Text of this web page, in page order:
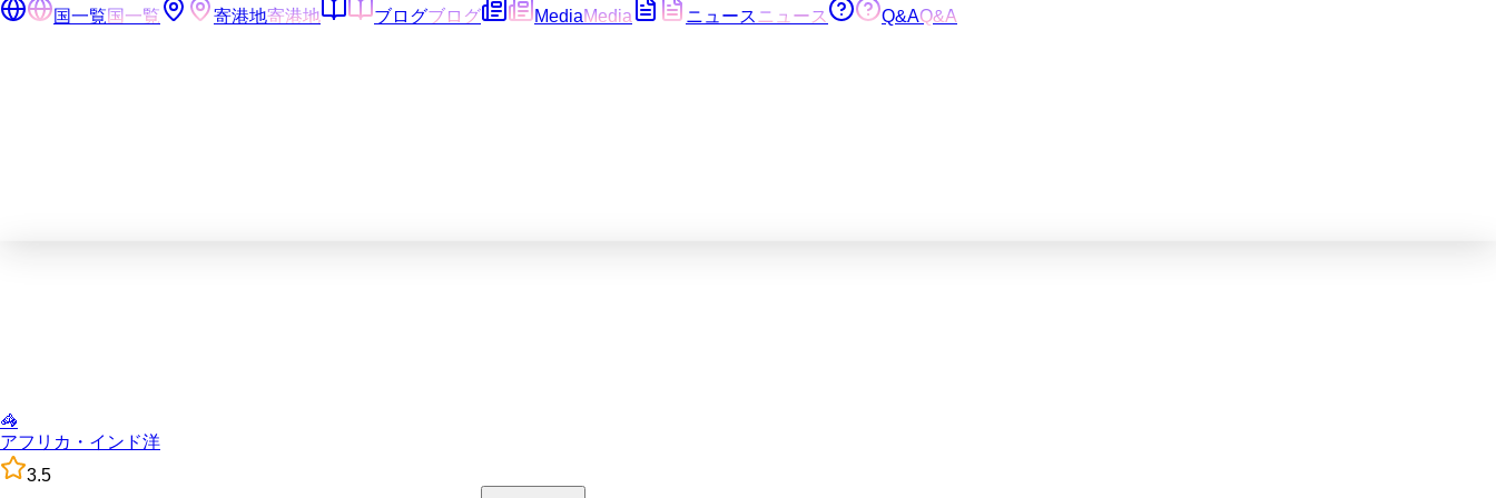
国一覧国一覧 寄港地寄港地 ブログブログ MediaMedia ニュース ニュース Q&AQ&A
🦓
アフリカ・インド洋
3.5